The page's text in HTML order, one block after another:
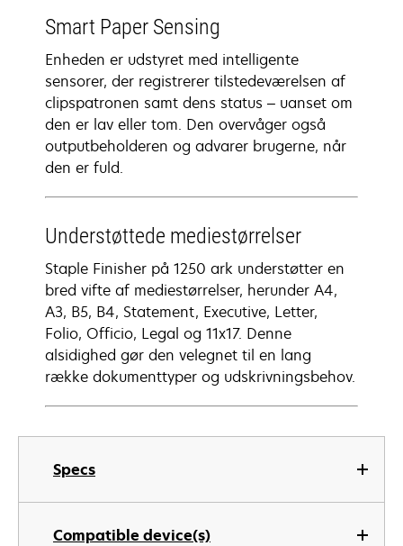
Specs
Compatible device(s)
Smart Paper Sensing
Enheden er udstyret med intelligente
sensorer, der registrerer tilstedeværelsen af
clipspatronen samt dens status – uanset om
den er lav eller tom. Den overvåger også
outputbeholderen og advarer brugerne, når
den er fuld.
Understøttede mediestørrelser
Staple Finisher på 1250 ark understøtter en
bred vifte af mediestørrelser, herunder A4,
A3, B5, B4, Statement, Executive, Letter,
Folio, Officio, Legal og 11x17. Denne
alsidighed gør den velegnet til en lang
række dokumenttyper og udskrivningsbehov.